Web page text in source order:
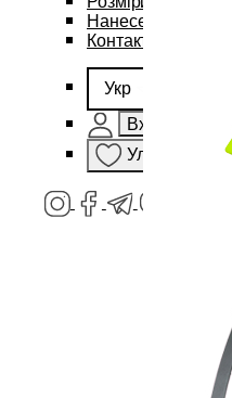
Нанесення бренду
Контакти
Укр
Вхід
Улюблене